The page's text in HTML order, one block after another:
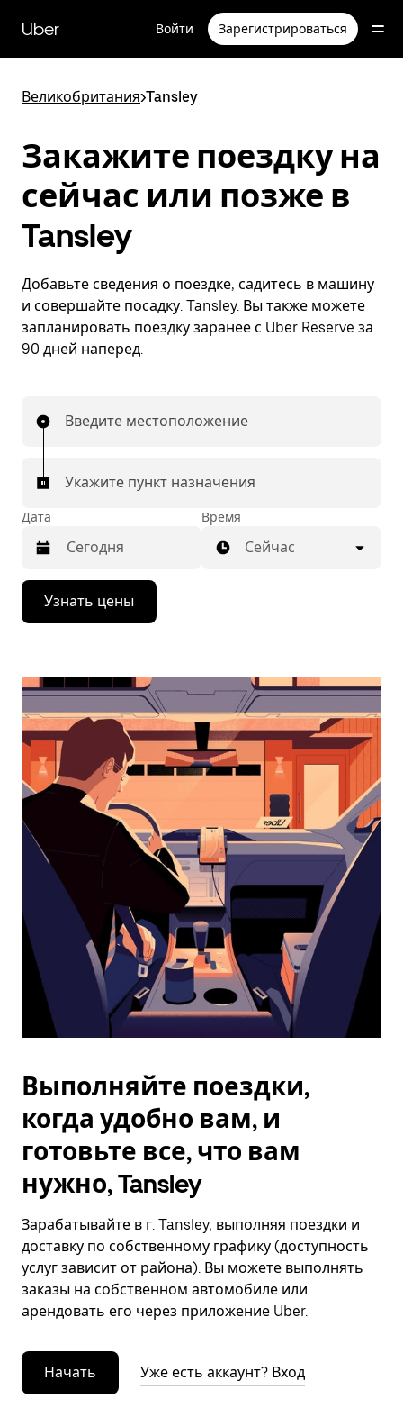
перейти
к
содержимому
Uber Войти Зарегистрироваться
Великобритания>Tansley
Закажите поездку на
сейчас или позже в
Tansley
Добавьте сведения о поездке, садитесь в машину
и совершайте посадку. Tansley. Вы также можете
запланировать поездку заранее с Uber Reserve за
90 дней наперед.
Введите местоположение
Укажите пункт назначения
Дата
Нажмите
стрелку
вниз,
календарю
выбрать
дату.
Чтобы
закрыть
календарь,
нажмите
Esc.
Время
Сейчас
Узнать цены
Выполняйте поездки,
когда удобно вам, и
готовьте все, что вам
нужно, Tansley
Зарабатывайте в г. Tansley, выполняя поездки и
доставку по собственному графику (доступность
услуг зависит от района). Вы можете выполнять
заказы на собственном автомобиле или
арендовать его через приложение Uber.
Начать Уже есть аккаунт? Вход